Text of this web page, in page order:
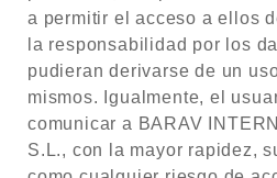
a permitir el acceso a ellos
la responsabilidad por los
pudieran derivarse de un
mismos. Igualmente, el
comunicar a BARAV
S.L., con la mayor rapidez,